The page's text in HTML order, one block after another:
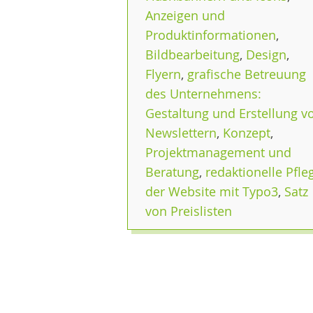
Anzeigen und
Produktinformationen,
Bildbearbeitung, Design,
Flyern, grafische Betreuung
des Unternehmens:
Gestaltung und Erstellung
Newslettern, Konzept,
Projektmanagement und
Beratung, redaktionelle
der Website mit Typo3, Satz
von Preislisten